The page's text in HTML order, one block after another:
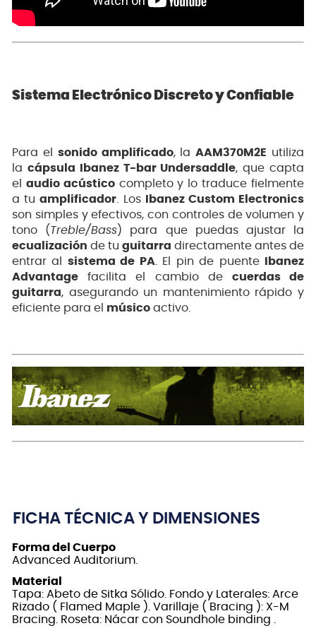
Sistema Electrónico Discreto y Confiable
Para el sonido amplificado, laAAM370M2E utiliza
la cápsula Ibanez T-bar Undersaddle, que capta
el audio acústicocompleto y lo traduce fielmente
a tuamplificador . Los
Ibanez Custom Electronics
son simples y efectivos, con controles de volumen y
tono ( Treble/Bass) para que puedas ajustar la
ecualización de tu guitarra directamente antes de
entrar al sistema de PA . El pin de puente
Ibanez
Advantage facilita el cambio de cuerdas de
guitarra, asegurando un mantenimiento rápido y
eficiente para el músico activo.
FICHA TÉCNICA Y DIMENSIONES
Forma del Cuerpo
Advanced Auditorium.
Material
Tapa: Abeto de Sitka Sólido. Fondo y Laterales: Arce
Rizado ( Flamed Maple ). Varillaje ( Bracing ): X-M
Bracing. Roseta: Nácar con Soundhole binding .